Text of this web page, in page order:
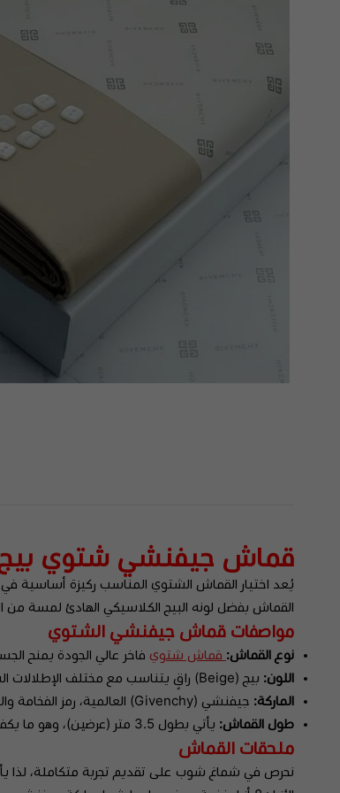
قماش جيفنشي شتوي بيج
يُعد اختيار القماش الشتوي المناسب ركيزة أساسية
القماش بفضل لونه البيج الكلاسيكي الهادئ لمسة من
مواصفات قماش جيفنشي الشتوي
نوع القماش: قماش شتوي فاخر عالي الجودة يمنح
اللون: بيج (Beige) راقٍ يتناسب مع مختلف الإطلالات الشتوية.
الماركة: جيفنشي (Givenchy) العالمية، رمز الفخامة والجودة الإيطالية.
طول القماش: يأتي بطول 3.5 متر (عرضين)، وهو ما يكفي لتفصيل ثوب رجالي متكامل لجميع الأوزان والأطوال.
ملحقات القماش
نحرص في شماغ شوب على تقديم تجربة متكاملة، لذا